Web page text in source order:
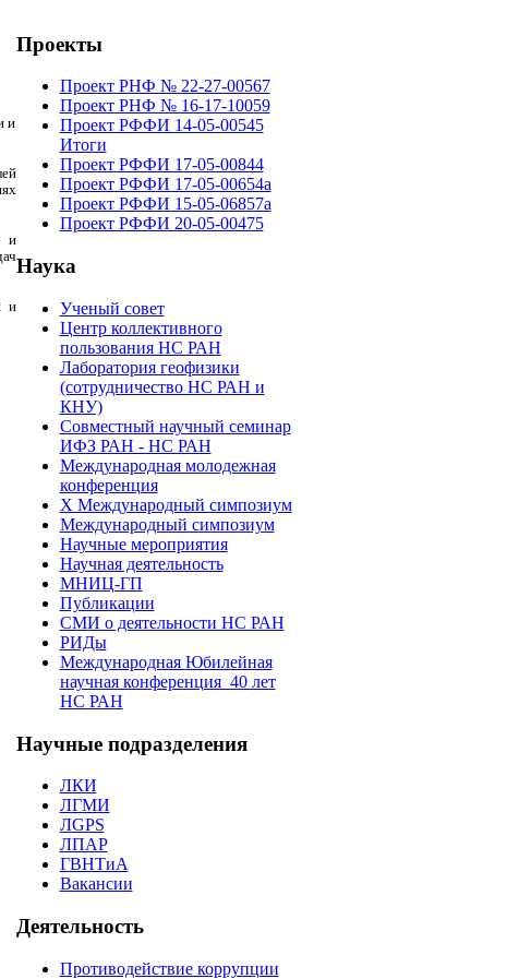
и
и
и
Проекты
Проект РНФ № 22-27-00567
Проект РНФ № 16-17-10059
Проект РФФИ 14-05-00545
Итоги
Проект РФФИ 17-05-00844
Проект РФФИ 17-05-00654а
Проект РФФИ 15-05-06857а
Проект РФФИ 20-05-00475
Наука
Ученый совет
Центр коллективного
пользования НС РАН
Лаборатория геофизики
(сотрудничество НС РАН и
КНУ)
Cовместный научный семинар
ИФЗ РАН - НС РАН
Международная молодежная
конференция
X Международный симпозиум
Международный симпозиум
Научные мероприятия
Научная деятельность
МНИЦ-ГП
Публикации
СМИ о деятельности НС РАН
РИДы
Международная Юбилейная
научная конференция_40 лет
НС РАН
Научныеподразделения
ЛКИ
ЛГМИ
ЛGPS
ЛПАР
ГВНТиА
Вакансии
Деятельность
Противодействие коррупции